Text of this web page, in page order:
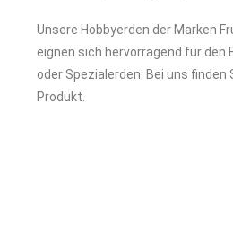
Unsere Hobbyerden der Marken
eignen sich hervorragend für den
oder Spezialerden: Bei uns
Produkt.